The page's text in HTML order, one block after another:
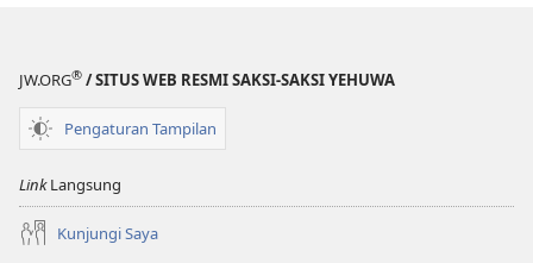
JW.ORG® / SITUS WEB RESMI SAKSI-SAKSI YEHUWA
Pengaturan Tampilan
LinkLangsung
Kunjungi Saya